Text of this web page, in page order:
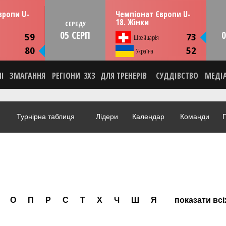
U-
59
80
13:30
СЕРЕДУ
05 СЕРП
Чемпіонат Європи U-
18. Жінки
Швейцарія 73
Україна 52
СЕРЕДУ 05 серпня 13:30
Тулча, Румунія
НОВИНА
ВІДЕО
ЗМАГАННЯ РЕГІОНИ 3X3 ДЛЯ ТРЕНЕРІВ СУДДІВСТВО
Турнірна таблиця Лідери Календар Команди
О П Р С Т Х Ч Ш Я показати